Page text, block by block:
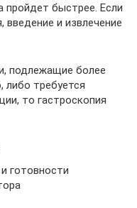
пройдет быстрее. Если
и извлечение
подлежащие более
либо требуется
то гастроскопия
готовности